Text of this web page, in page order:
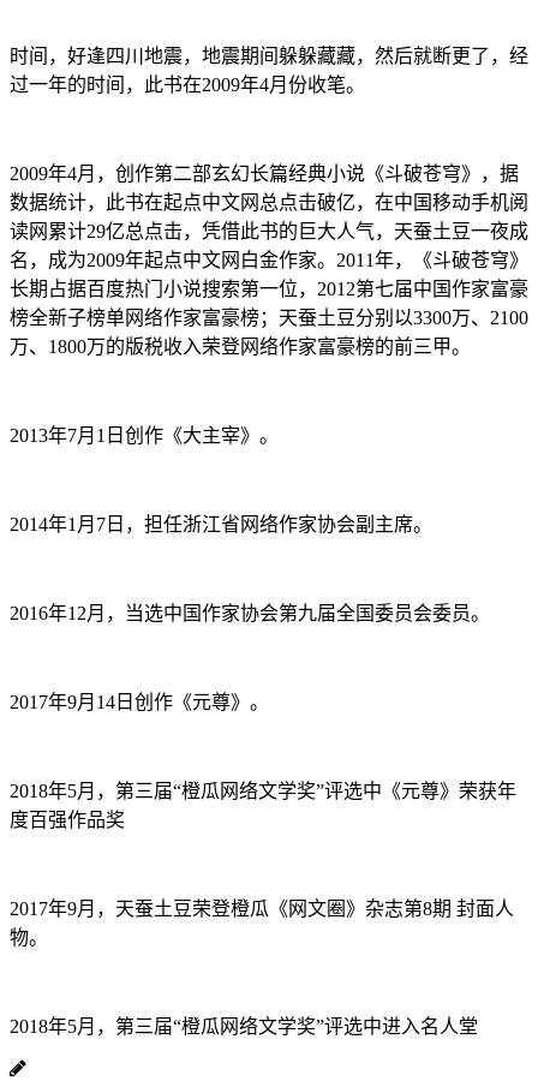
时间，好逢四川地震，地震期间躲躲藏藏，然后就断更了，经
过一年的时间，此书在2009年4月份收笔。
2009年4月，创作第二部玄幻长篇经典小说《斗破苍穹》，据
数据统计，此书在起点中文网总点击破亿，在中国移动手机阅
读网累计29亿总点击，凭借此书的巨大人气，天蚕土豆一夜成
名，成为2009年起点中文网白金作家。2011年，《斗破苍穹》
长期占据百度热门小说搜索第一位，2012第七届中国作家富豪
榜全新子榜单网络作家富豪榜；天蚕土豆分别以3300万、2100
万、1800万的版税收入荣登网络作家富豪榜的前三甲。
2013年7月1日创作《大主宰》。
2014年1月7日，担任浙江省网络作家协会副主席。
2016年12月，当选中国作家协会第九届全国委员会委员。
2017年9月14日创作《元尊》。
2018年5月，第三届“橙瓜网络文学奖”评选中《元尊》荣获年
度百强作品奖
2017年9月，天蚕土豆荣登橙瓜《网文圈》杂志第8期 封面人
物。
2018年5月，第三届“橙瓜网络文学奖”评选中进入名人堂